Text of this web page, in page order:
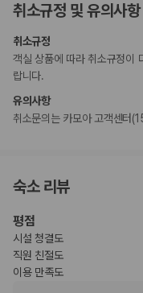
고객 정책과 문화적 기준
이 숙박 시설은 칫솔, 빗,
일회용 개인 용품은 제공
만 5 세 이하 아동 1명은
지 않고 이용할 경우 무료
주차 시 높이 제한이 적용
추가 안내사항
주차 높이 제한 적용
기타 선택사항
셀프 서비스아침 식사
인 금액)
공항 셔틀 요금: 차량 1
취소규정 및 유의사항
취소규정
객실 상품에 따라 취소규정이
랍니다.
유의사항
취소문의는 카모아 고객센터
숙소 리뷰
평점
시설 청결도
직원 친절도
이용 만족도